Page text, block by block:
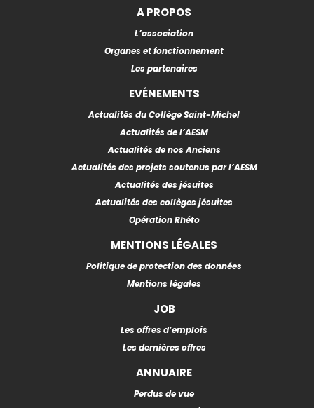
A PROPOS
L’association
Organes et fonctionnement
Les partenaires
EVÉNEMENTS
Actualités du Collège Saint-Michel
Actualités de l’AESM
Actualités de nos Anciens
Actualités des projets soutenus par l’AESM
Actualités des jésuites
Actualités des collèges jésuites
Opération Rhéto
MENTIONS LÉGALES
Politique de protection des données
Mentions légales
JOB
Les offres d’emplois
Les dernières offres
ANNUAIRE
Perdus de vue